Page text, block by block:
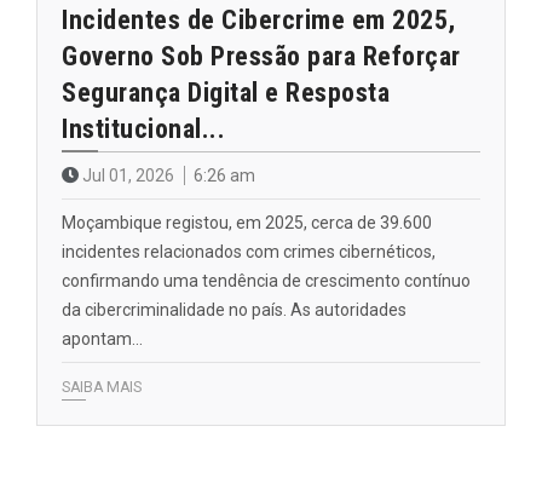
Incidentes de Cibercrime em 2025,
Governo Sob Pressão para Reforçar
Segurança Digital e Resposta
Institucional...
Jul 01, 2026 6:26 am
Moçambique registou, em 2025, cerca de 39.600
incidentes relacionados com crimes cibernéticos,
confirmando uma tendência de crescimento contínuo
da cibercriminalidade no país. As autoridades
apontam…
SAIBA MAIS